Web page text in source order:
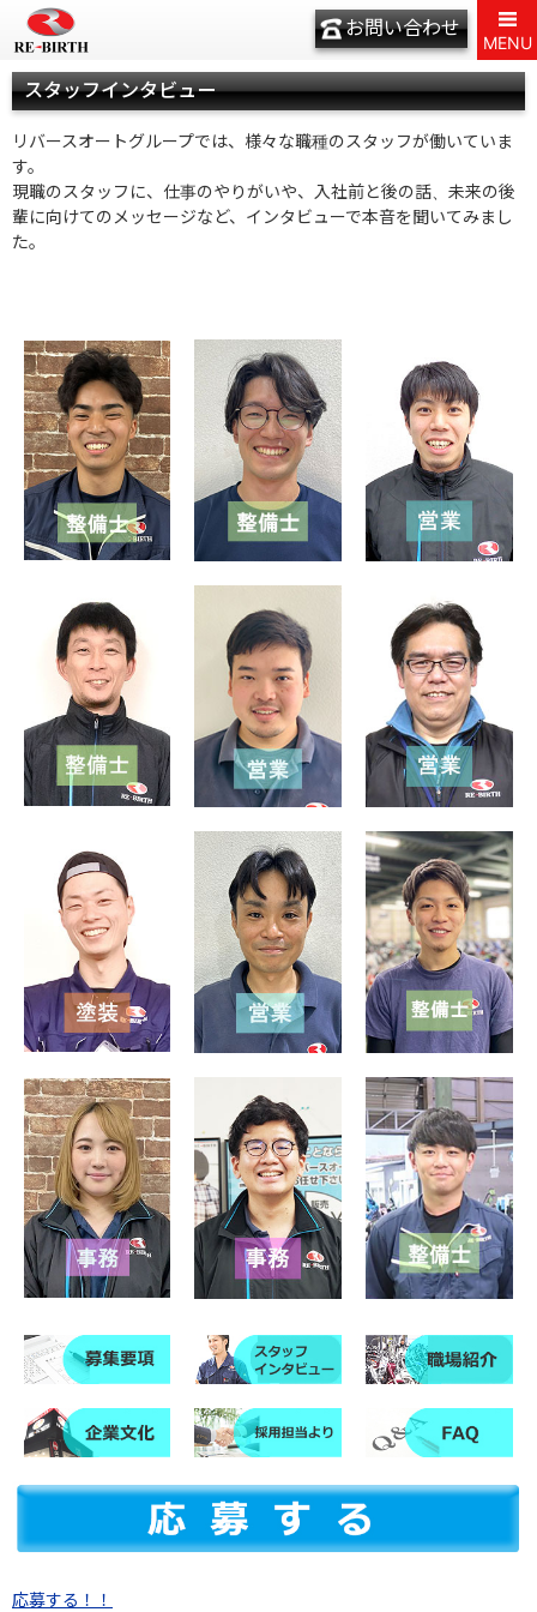
お問い合わせ
MENU
スタッフインタビュー
リバースオートグループでは、様々な職種のスタッフが働いていま
す。
現職のスタッフに、仕事のやりがいや、入社前と後の話、未来の後
輩に向けてのメッセージなど、インタビューで本音を聞いてみまし
た。
応募する！！